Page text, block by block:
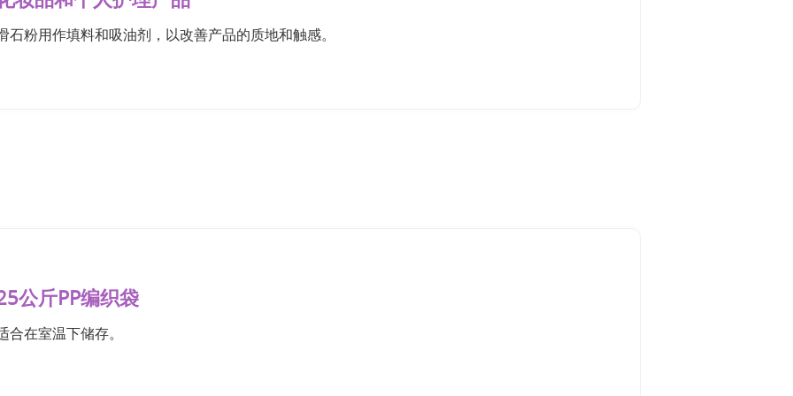
石粉用作填料和吸油剂，以改善产品的质地和触感。
公斤PP编织袋
合在室温下储存。